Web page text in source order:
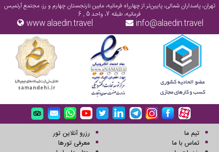
تهران، پاسداران شمالی، پایین‌تر از چهارراه فرمانیه، مابین نارنجستان چهارم و رز، مجتمع آرتمیس
فرمانیه، طبقه 7، واحد 5 , 6
info@alaedin.travel
www.alaedin.travel
تیم ما
تماس با ما
رزرو آنلاین تور
معرفی تورها